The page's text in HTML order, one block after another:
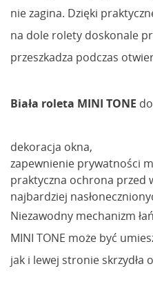
nie zagina. Dzięki
na dole rolety doskonale
przeszkadza podczas
Biała roleta MINI TONE
dekoracja okna,
zapewnienie prywatności
praktyczna ochrona przed
najbardziej
Niezawodny mechanizm
MINI TONE może być
jak i lewej stronie skrzydła